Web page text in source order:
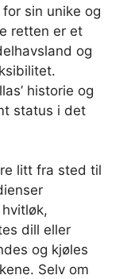
sin unike og
retten er et
og
historie og
status i det
litt fra sted til
dill eller
og kjøles
Selv om